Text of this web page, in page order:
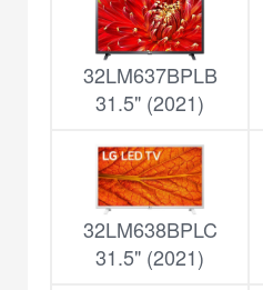
32LM637BPLB
31.5" (2021)
32LM638BPLC
31.5" (2021)